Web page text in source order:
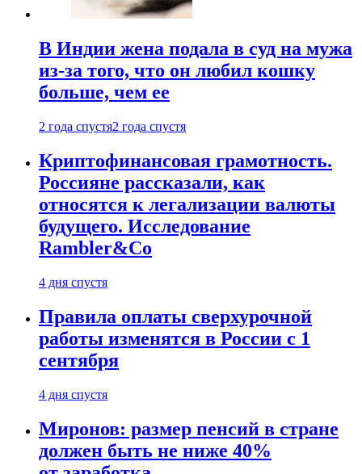
В Индии жена подала в суд на мужа
из-за того, что он любил кошку
больше, чем ее
2 года спустя2 года спустя
Криптофинансовая грамотность.
Россияне рассказали, как
относятся к легализации валюты
будущего. Исследование
Rambler&Co
4 дня спустя
Правила оплаты сверхурочной
работы изменятся в России с 1
сентября
4 дня спустя
Миронов: размер пенсий в стране
должен быть не ниже 40%